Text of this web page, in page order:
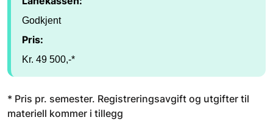
Godkjent
Pris:
Kr. 49 500,-*
* Pris pr. semester. Registreringsavgift og utgifter til
materiell kommer i tillegg